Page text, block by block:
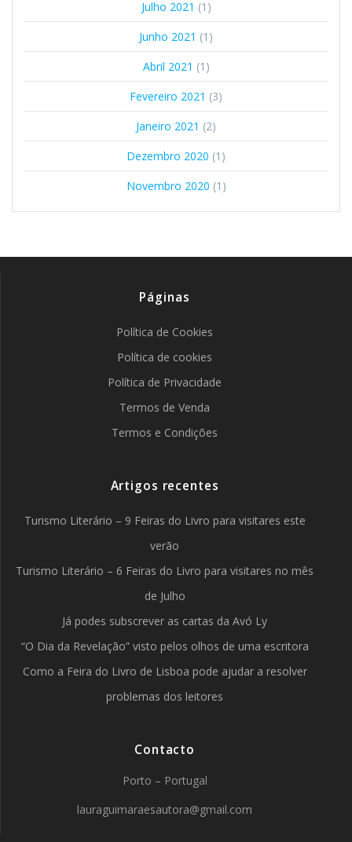
Julho 2021 (1)
Junho 2021 (1)
Abril 2021 (1)
Fevereiro 2021 (3)
Janeiro 2021 (2)
Dezembro 2020 (1)
Novembro 2020 (1)
Páginas
Política de Cookies
Política de cookies
Política de Privacidade
Termos de Venda
Termos e Condições
Artigos recentes
Turismo Literário – 9 Feiras do Livro para visitares este
verão
Turismo Literário – 6 Feiras do Livro para visitares no mês
de Julho
Já podes subscrever as cartas da Avó Ly
“O Dia da Revelação” visto pelos olhos de uma escritora
Como a Feira do Livro de Lisboa pode ajudar a resolver
problemas dos leitores
Contacto
Porto – Portugal
lauraguimaraesautora@gmail.com